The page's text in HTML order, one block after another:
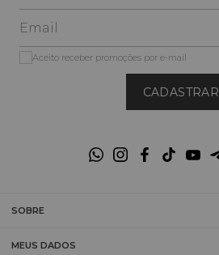
CADASTRAR
Aceito receber promoções por e-mail
SOBRE
MEUS DADOS